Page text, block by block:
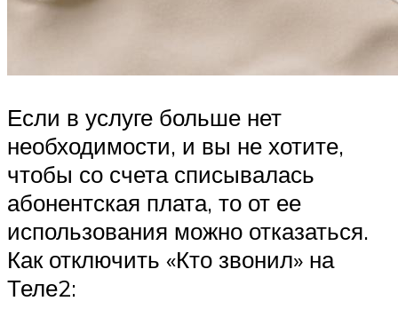
Если в услуге больше нет
необходимости, и вы не хотите,
чтобы со счета списывалась
абонентская плата, то от ее
использования можно отказаться.
Как отключить «Кто звонил» на
Теле2: